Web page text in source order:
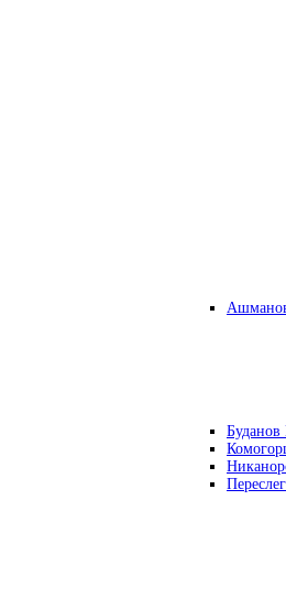
Буданов